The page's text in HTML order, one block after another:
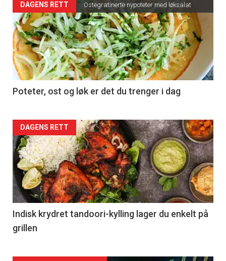
DAGENS RETT Ostegratinerte nypoteter med løksalat
Poteter, ost og løk er det du trenger i dag
Forsiden
akkurat
nå
-
2
DAGENS RETT
Indisk krydret tandoori-kylling lager du enkelt på
grillen